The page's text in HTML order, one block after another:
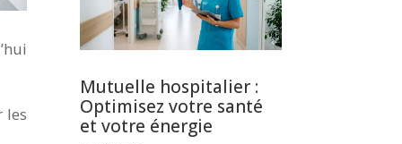
les
Mutuelle hospitalier :
Optimisez votre santé
et votre énergie